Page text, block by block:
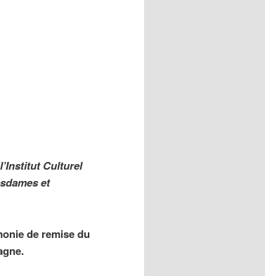
Culturel
et
de remise du